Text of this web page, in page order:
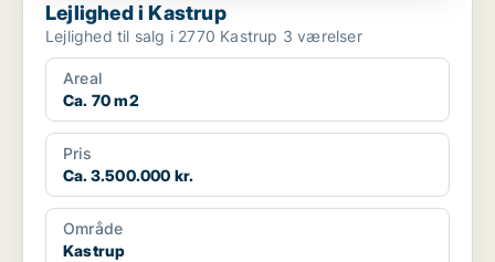
Lejlighed i Kastrup
Lejlighed til salg i 2770 Kastrup 3 værelser
Areal
Ca. 70 m2
Pris
Ca. 3.500.000 kr.
Område
Kastrup